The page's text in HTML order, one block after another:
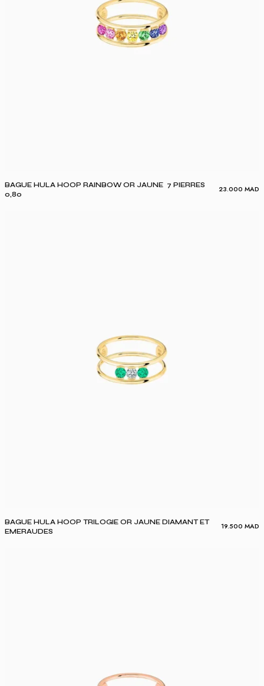
BAGUE HULA HOOP RAINBOW OR JAUNE 7 PIERRES
0,80
23.000 MAD
BAGUE HULA HOOP TRILOGIE OR JAUNE DIAMANT ET
EMERAUDES
19.500 MAD